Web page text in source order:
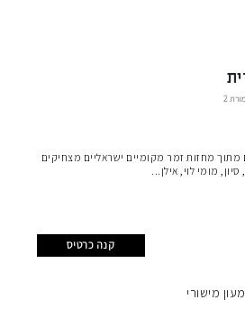
2
מחזות זמר מקומיים ישראליים מצחיקים
מומי לוי, אילן
קנה כרטיס